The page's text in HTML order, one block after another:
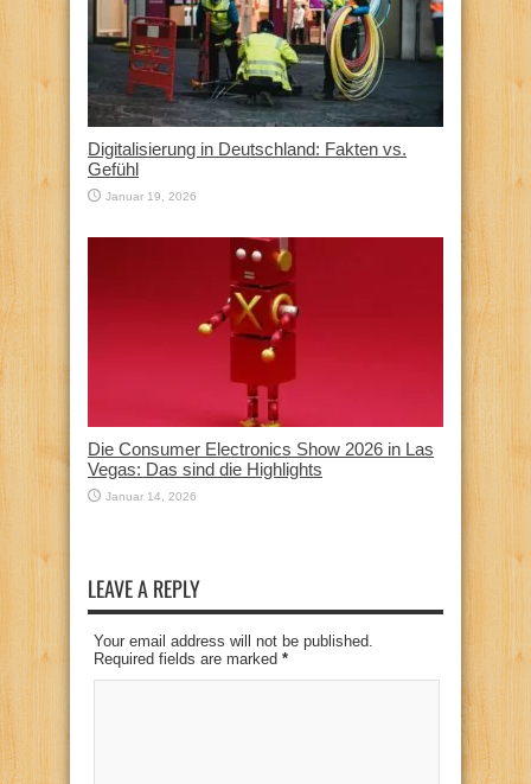
Digitalisierung in Deutschland: Fakten vs.
Gefühl
Januar 19, 2026
Die Consumer Electronics Show 2026 in Las
Vegas: Das sind die Highlights
Januar 14, 2026
LEAVE A REPLY
Your email address will not be published.
Required fields are marked *